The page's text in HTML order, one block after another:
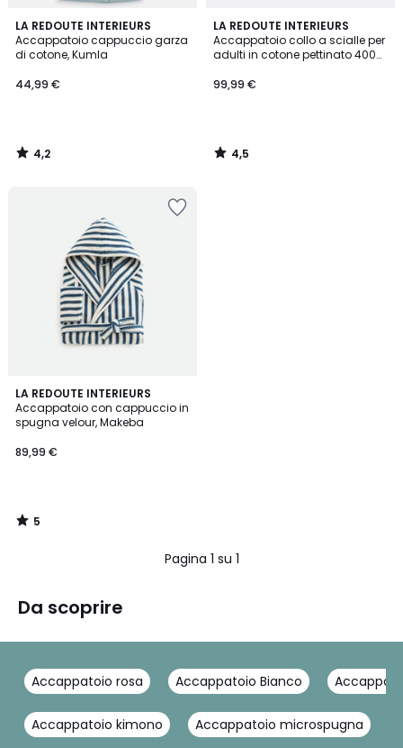
LA REDOUTE INTERIEURS
Accappatoio cappuccio garza
di cotone, Kumla
44,99 €
4,2
/ 5
4,2
/
LA REDOUTE INTERIEURS
Accappatoio collo a scialle per
adulti in cotone pettinato 400
99,99 €
4,5
/ 5
4,5
/
LA REDOUTE INTERIEURS
Accappatoio con cappuccio in
spugna velour, Makeba
89,99 €
5
/
5
5
/
Pagina 1 su 1
Da scoprire
Accappatoio rosa Accappatoio Bianco
Accappatoio kimono Accappatoio microspugna